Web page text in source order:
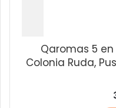
Qaromas 5 en
Colonia Ruda,